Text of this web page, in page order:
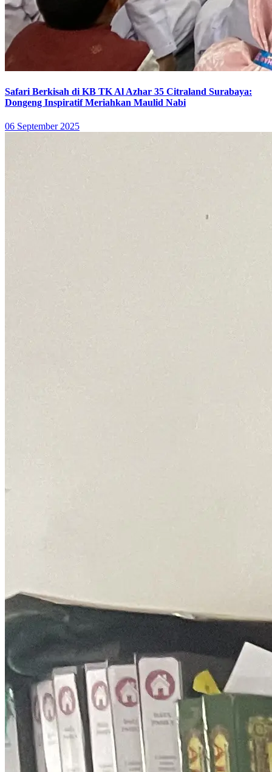
Safari Berkisah di KB TK Al Azhar 35 Citraland Surabaya:
Dongeng Inspiratif Meriahkan Maulid Nabi
06 September 2025